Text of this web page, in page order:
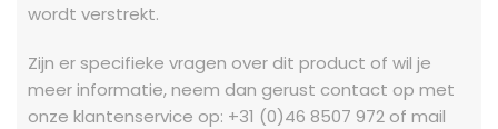
wordt verstrekt.
Zijn er specifieke vragen over dit product of wil je
meer informatie, neem dan gerust contact op met
onze klantenservice op: +31 (0)46 8507 972 of mail